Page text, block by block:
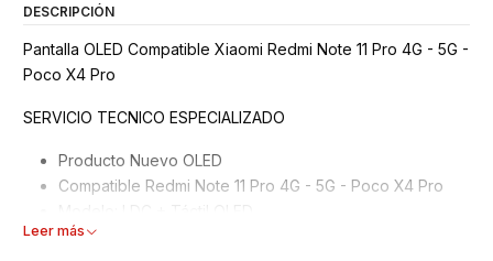
DESCRIPCIÓN
Pantalla OLED Compatible Xiaomi Redmi Note 11 Pro 4G - 5G -
Poco X4 Pro
SERVICIO TECNICO ESPECIALIZADO
Producto Nuevo OLED
Compatible Redmi Note 11 Pro 4G - 5G - Poco X4 Pro
Garantizados 6 meses
Leer más